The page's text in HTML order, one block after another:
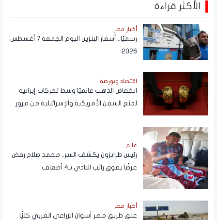
الأكثر قراءة
أخبار مصر
رسميًا.. أسعار البنزين اليوم الجمعة 7 أغسطس
2026
اقتصاد وبورصة
انخفاض الذهب عالميًا وسط تحركات إيرانية
لمنع السفن الأمريكية والإسرائيلية من مرور
عالم
رئيس طرابزون يكشف السر.. محمد صلاح رفض
عرضًا يفوق راتب النادي بـ4 أضعاف
أخبار مصر
غلق طريق مصر أسوان الزراعي الغربي كليًّا